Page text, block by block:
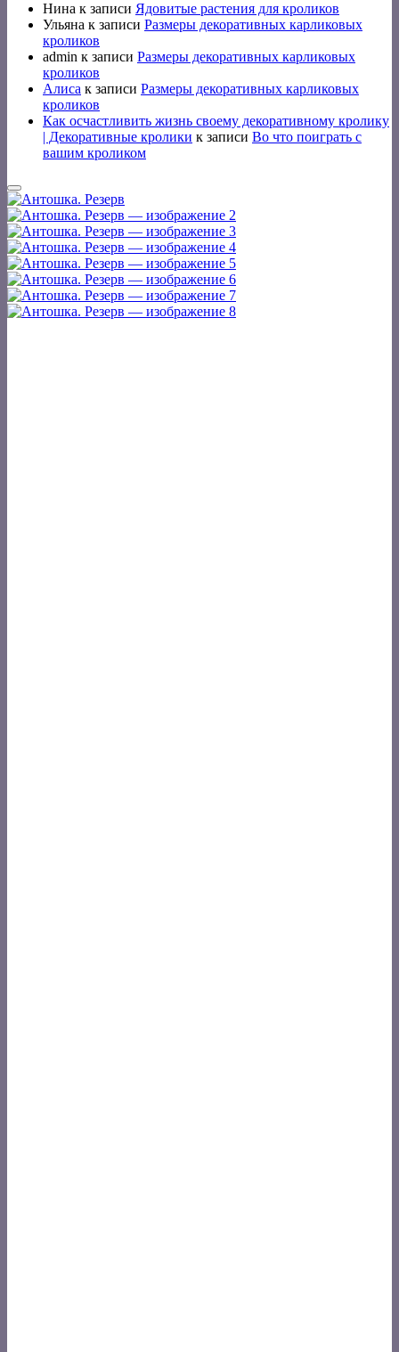
Нина к записи Ядовитые растения для кроликов
Ульяна к записи Размеры декоративных карликовых
кроликов
admin к записи Размеры декоративных карликовых
кроликов
Алиса к записи Размеры декоративных карликовых
кроликов
Как осчастливить жизнь своему декоративному кролику
| Декоративные кролики к записи Во что поиграть с
вашим кроликом